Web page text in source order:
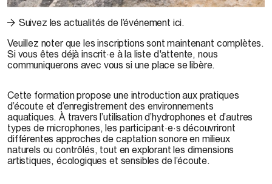
Center for the Arts and Culture, 2018
Suivez les actualités de l’événement ici.
Veuillez noter que les inscriptions sont maintenant complètes.
Si vous êtes déjà inscrit·e à la liste d'attente, nous
communiquerons avec vous si une place se libère.
Cette formation propose une introduction aux pratiques
d’écoute et d’enregistrement des environnements
aquatiques. À travers l’utilisation d’hydrophones et d’autres
types de microphones, les participant·e·s découvriront
différentes approches de captation sonore en milieux
naturels ou contrôlés, tout en explorant les dimensions
artistiques, écologiques et sensibles de l’écoute.